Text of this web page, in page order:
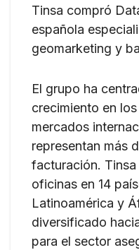
Tinsa compró
española
geomarketing y
El grupo ha
crecimiento en
mercados
representan más
facturación.
oficinas en 14
Latinoamérica y
diversificado
para el sector